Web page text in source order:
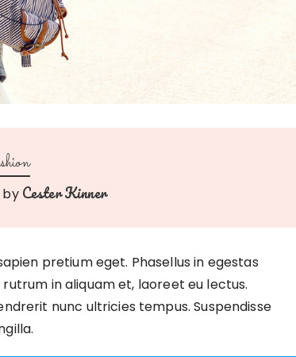
by Cester Kinner
pretium eget. Phasellus in egestas
in aliquam et, laoreet eu lectus.
nunc ultricies tempus. Suspendisse